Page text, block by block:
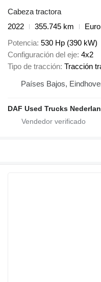
Cabeza tractora
2022
355.745 km
Potencia 530 Hp (390 kW)
Configuración del eje 4x2
Tipo de tracción Tracción
Países Bajos,
DAF Used Trucks